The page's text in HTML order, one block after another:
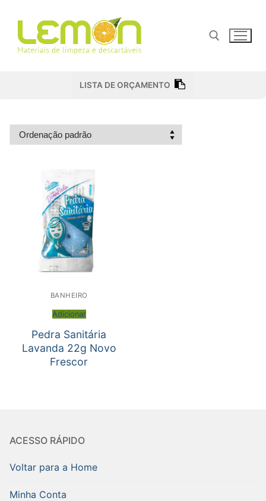
para
conteúdo
Pesquisar por:
LISTA DE ORÇAMENTO
BANHEIRO
Adicionar
Pedra Sanitária
Lavanda 22g Novo
Frescor
ACESSO RÁPIDO
Voltar para a Home
Minha Conta